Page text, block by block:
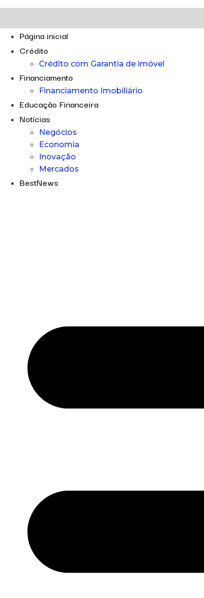
Página inicial
Crédito
Crédito com Garantia de imóvel
Financiamento
Financiamento Imobiliário
Educação Financeira
Notícias
Negócios
Economia
Inovação
Mercados
BestNews